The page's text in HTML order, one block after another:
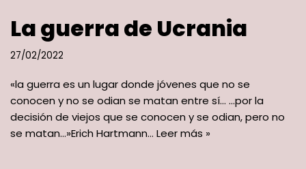
La guerra de Ucrania
27/02/2022
«la guerra es un lugar donde jóvenes que no se
conocen y no se odian se matan entre sí… …por la
decisión de viejos que se conocen y se odian, pero no
se matan…»Erich Hartmann… Leer más »